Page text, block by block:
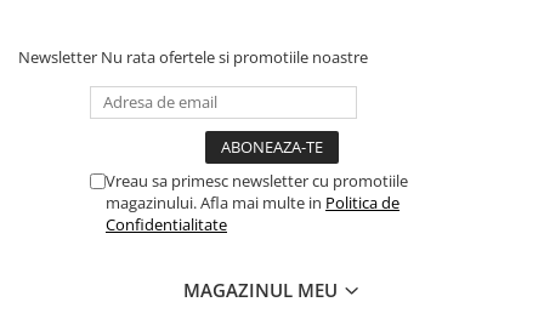
transportului. Se vede că au fost
Newsletter Nu rata ofertele si promotiile noastre
Vreau sa primesc newsletter cu promotiile
magazinului. Afla mai multe in Politica de
Confidentialitate
MAGAZINUL MEU